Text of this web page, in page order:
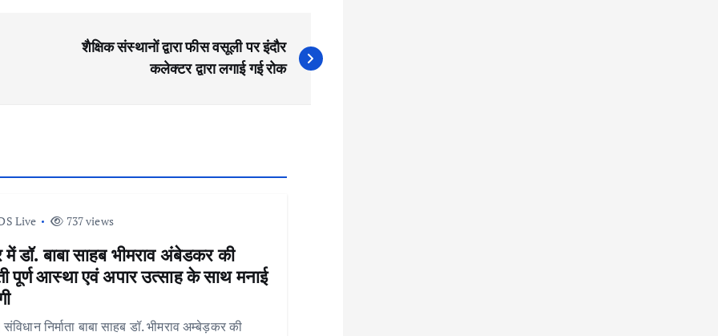
शैक्षिक संस्थानों द्वारा फीस वसूली पर इंदौर
कलेक्टर द्वारा लगाई गई रोक
Live 737 views
में डॉ. बाबा साहब भीमराव अंबेडकर की
पूर्ण आस्था एवं अपार उत्साह के साथ मनाई
संविधान निर्माता बाबा साहब डॉ. भीमराव अम्बेड़कर की